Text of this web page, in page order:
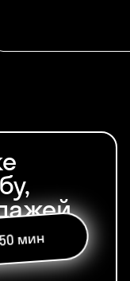
мин